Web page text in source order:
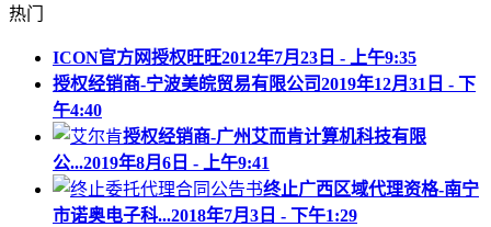
热门
ICON官方网授权旺旺2012年7月23日 - 上午9:35
授权经销商-宁波美皖贸易有限公司2019年12月31日 - 下
午4:40
授权经销商-广州艾而肯计算机科技有限
公...2019年8月6日 - 上午9:41
终止广西区域代理资格-南宁
市诺奥电子科...2018年7月3日 - 下午1:29